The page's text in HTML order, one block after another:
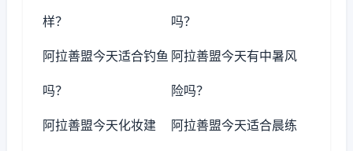
样？ 吗？
阿拉善盟今天适合钓鱼
吗？
阿拉善盟今天有中暑风
险吗？
阿拉善盟今天化妆建 阿拉善盟今天适合晨练